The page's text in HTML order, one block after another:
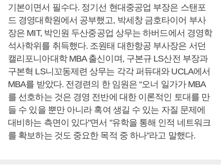
기본이면서 필수다. 정기선 현대중공업 부장은 스탠포
드 경영대학원에서 공부했고, 박세창 금호타이어 부사
장은 MIT, 박인원 두산중공업 상무는 하버드에서 경영학
석사학위를 취득했다. 조원태 대한항공 부사장은 서던
캘리포니아대학 MBA 출신이며, 구본규 LS산전 부장과
구본혁 LS니꼬동제련 상무는 각각 퍼듀대와 UCLA에서
MBA를 받았다. 전경련의 한 임원은 “오너 일가가 MBA
를 선호하는 것은 경영 전반에 대한 이론적인 토대를 만
들 수 있을 뿐만 아니라 혹여 생길 수 있는 자질 문제에
대비하는 측면이 있다"면서 "유학을 통해 인적 네트워크
를 확보하는 것도 중요한 목적 중 하나"라고 말했다.